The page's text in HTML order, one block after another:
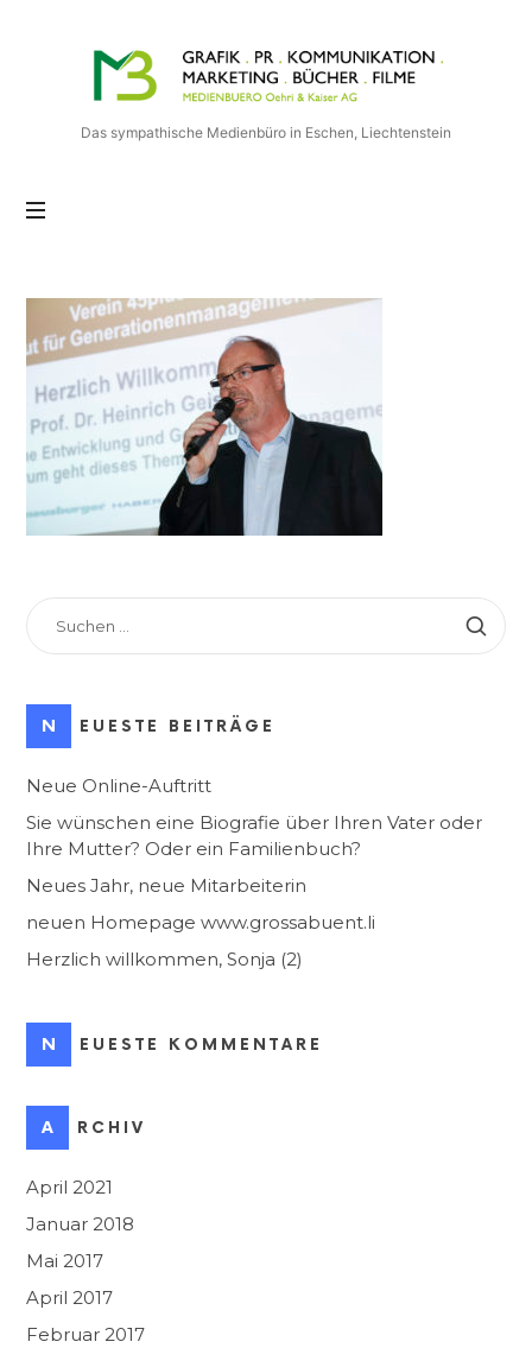
Medienbuero
Oehri
&
Kaiser
AG
Das sympathische Medienbüro in Eschen, Liechtenstein
SUCHEN
NACH:
NEUESTE BEITRÄGE
Neue Online-Auftritt
Sie wünschen eine Biografie über Ihren Vater oder
Ihre Mutter? Oder ein Familienbuch?
Neues Jahr, neue Mitarbeiterin
neuen Homepage www.grossabuent.li
Herzlich willkommen, Sonja (2)
NEUESTE KOMMENTARE
ARCHIV
April 2021
Januar 2018
Mai 2017
April 2017
Februar 2017